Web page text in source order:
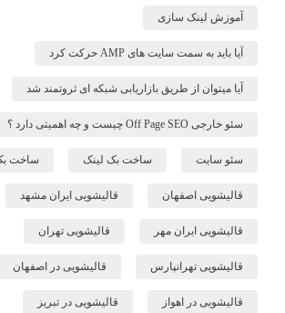
آموزش لینک سازی
آیا باید به سمت سایت های AMP حرکت کرد
آیا میتوان از طریق بازاریابی شبکه ای ثروتمند شد
سئو خارجی Off Page SEO چیست و چه اهمیتی دارد ؟
سئو سایت ساخت بک لینک ساخت
قالیشویی اصفهان قالیشویی ایران مشهد
قالیشویی ایران مهر قالیشویی تهران
قالیشویی تهرانپارس قالیشویی در اصفهان
قالیشویی در اهواز قالیشویی در تبریز